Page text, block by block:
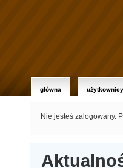
główna użytkownicy
Nie jesteś zalogowany.